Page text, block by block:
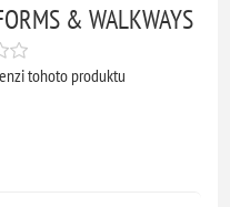
& WALKWAYS
tohoto produktu